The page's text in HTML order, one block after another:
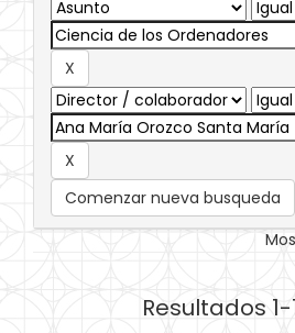
Comenzar nueva busqueda
Resultados 1-